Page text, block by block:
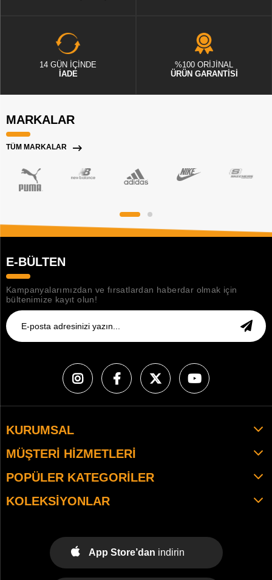
14 GÜN İÇİNDE
İADE
%100 ORİJİNAL
ÜRÜN GARANTİSİ
MARKALAR
TÜM MARKALAR
E-BÜLTEN
Kampanyalarımızdan ve fırsatlardan haberdar olmak için
bültenimize kayıt olun!
KURUMSAL
MÜŞTERI HIZMETLERI
POPÜLER KATEGORILER
KOLEKSIYONLAR
App Store’dan indirin